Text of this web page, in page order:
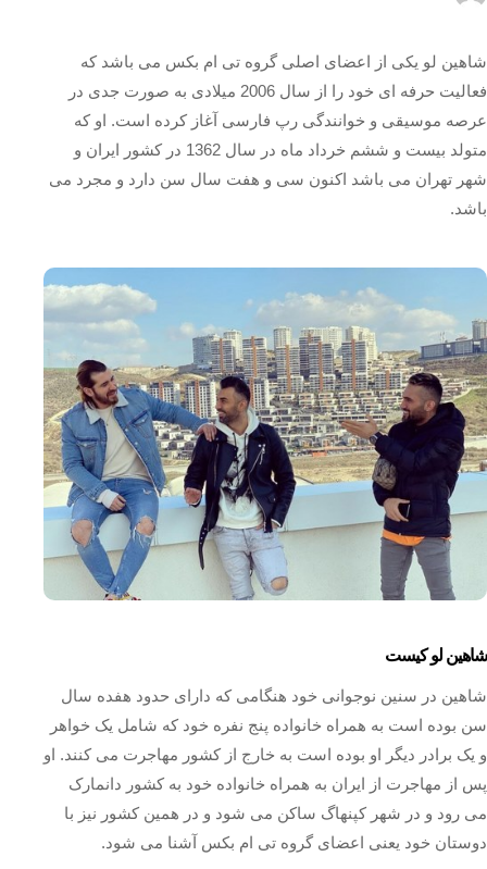
شاهین لو یکی از اعضای اصلی گروه تی ام بکس می باشد که
فعالیت حرفه‌ ای خود را از سال 2006 میلادی به صورت جدی در
عرصه موسیقی و خوانندگی رپ فارسی آغاز کرده است. او که
متولد بیست و ششم خرداد ماه در سال 1362 در کشور ایران و
شهر تهران می باشد اکنون سی و هفت سال سن دارد و مجرد می
باشد.
شاهین لو کیست
شاهین در سنین نوجوانی خود هنگامی که دارای حدود هفده سال
سن بوده است به همراه خانواده پنج نفره خود که شامل یک خواهر
و یک برادر دیگر او بوده است به خارج از کشور مهاجرت می کنند. او
پس از مهاجرت از ایران به همراه خانواده خود به کشور دانمارک
می رود و در شهر کپنهاگ ساکن می شود و در همین کشور نیز با
دوستان خود یعنی اعضای گروه تی ام بکس آشنا می شود.